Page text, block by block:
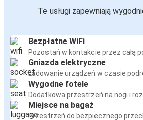
Te usługi zapewniają
Bezpłatne WiFi
Pozostań w kontakcie przez całą
Gniazda elektryczne
Ładowanie urządzeń w czasie
Wygodne fotele
Dodatkowa przestrzeń na nogi i
Miejsce na bagaż
Przestrzeń do bezpiecznego